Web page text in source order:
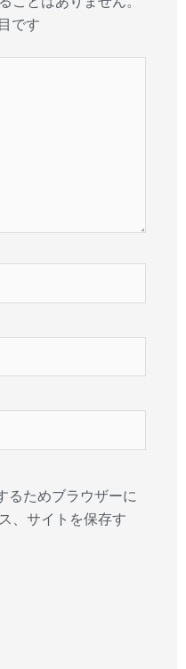
です
るためブラウザーに
、サイトを保存す